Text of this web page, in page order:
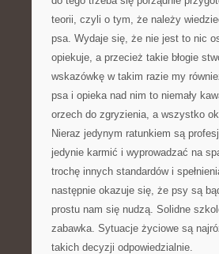
teorii, czyli o tym, że należy
psa. Wydaje się, że nie jest to nic
opiekuje, a przecież takie błogie
wskazówkę w takim razie my
psa i opieka nad nim to niemały
orzech do zgryzienia, a wszystko
Nieraz jedynym ratunkiem są
jedynie karmić i wyprowadzać na
trochę innych standardów i
następnie okazuje się, że psy są
prostu nam się nudzą. Solidne
zabawka. Sytuacje życiowe są
takich decyzji odpowiedzialnie.